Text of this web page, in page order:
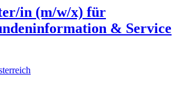
in (m/w/x) für
& Service